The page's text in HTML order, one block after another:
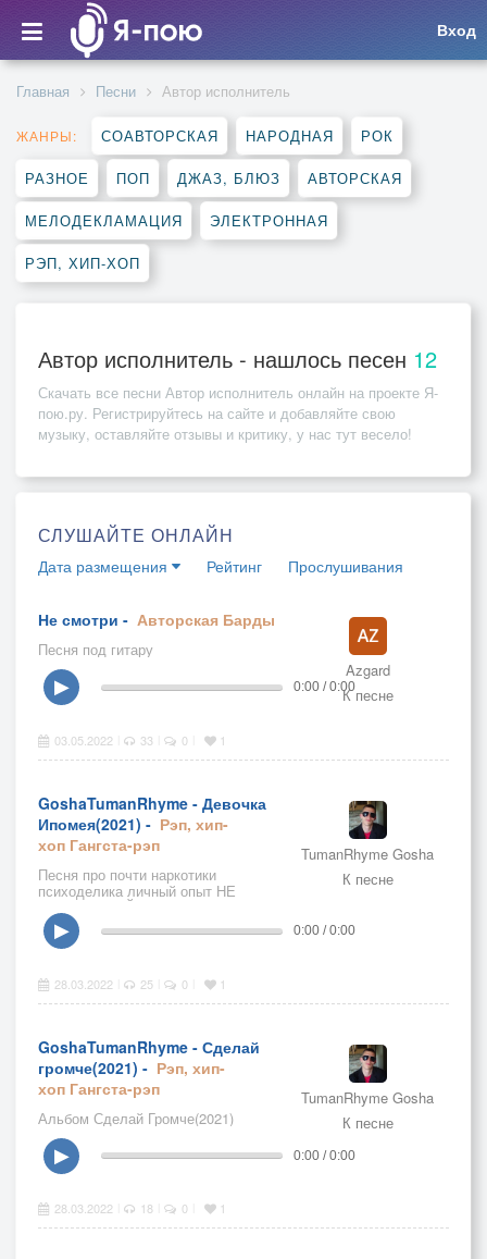
Вход
Главная Песни Автор исполнитель
ЖАНРЫ: СОАВТОРСКАЯ НАРОДНАЯ РОК
РАЗНОЕ ПОП ДЖАЗ, БЛЮЗ АВТОРСКАЯ
МЕЛОДЕКЛАМАЦИЯ ЭЛЕКТРОННАЯ
РЭП, ХИП-ХОП
Автор исполнитель - нашлось песен 12
Скачать все песни Автор исполнитель онлайн на проекте Я-
пою.ру. Регистрируйтесь на сайте и добавляйте свою
музыку, оставляйте отзывы и критику, у нас тут весело!
СЛУШАЙТЕ ОНЛАЙН
Дата размещения Рейтинг Прослушивания
Не смотри - Авторская Барды
Песня под гитару
Azgard
К песне
▶ 0:00 / 0:00
03.05.2022 33 0 1
GoshaTumanRhyme - Девочка
Ипомея(2021) - Рэп, хип-
хоп Гангста-рэп
Песня про почти наркотики
психоделика личный опыт НЕ
УПОТРЕБЛЯЙТЕ НАРКОТИКИ Я
УПОТРЕБЛЮ ИХ ЗА ВАС!!!
TumanRhyme Gosha
К песне
▶ 0:00 / 0:00
28.03.2022 25 0 1
GoshaTumanRhyme - Сделай
громче(2021) - Рэп, хип-
хоп Гангста-рэп
Альбом Сделай Громче(2021)
TumanRhyme Gosha
К песне
▶ 0:00 / 0:00
28.03.2022 18 0 1